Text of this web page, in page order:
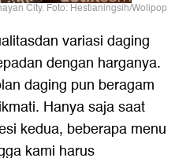
City. Foto: Hestianingsih/Wolipop
variasi daging
dengan harganya.
daging pun beragam
Hanya saja saat
kedua, beberapa menu
kami harus